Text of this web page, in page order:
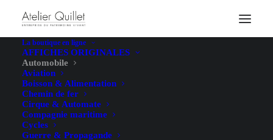
La boutique en ligne
AFFICHES ORIGINALES
Automobile
Aviation
Boisson & Alimentation
Chemin de fer
Cirque & Automate
Compagnie maritime
Cycles
Guerre & Propagande